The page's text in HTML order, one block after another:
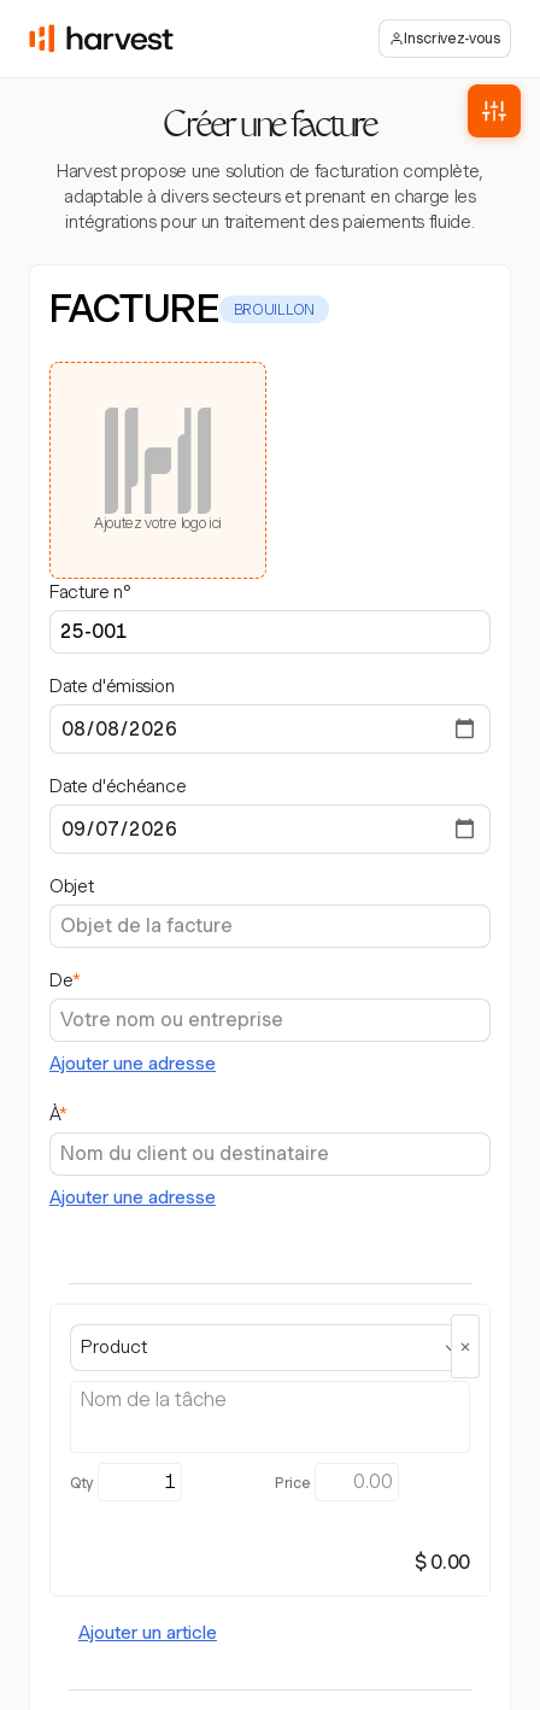
Inscrivez-vous
Créer une facture
Harvest propose une solution de facturation complète,
adaptable à divers secteurs et prenant en charge les
intégrations pour un traitement des paiements fluide.
FACTURE BROUILLON
Ajoutez votre logo ici
Facture n°
Date d'émission
Date d'échéance
Objet
De*
Ajouter une adresse
À*
Ajouter une adresse
Product
$ 0.00
Ajouter un article